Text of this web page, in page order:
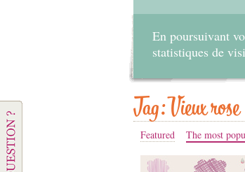
En poursuivant
statistiques de
Tag: Vieux rose
Featured The most